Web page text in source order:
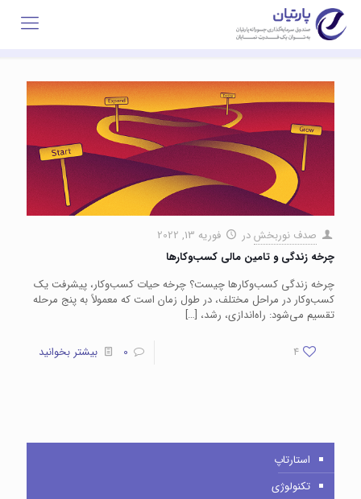
صدف نوربخشدر
فوریه 13, 2022
چرخه زندگی و تامین مالی کسب‌وکار‌ها
چرخه زندگی کسب‌وکار‌ها چیست؟ چرخه حیات کسب‌وکار، پیشرفت یک
کسب‌وکار در مراحل مختلف، در طول زمان است که معمولاً به پنج مرحله
تقسیم می‌شود: راه‌اندازی، رشد، […]
4
0 بیشتر بخوانید
استارتاپ
تکنولوژی